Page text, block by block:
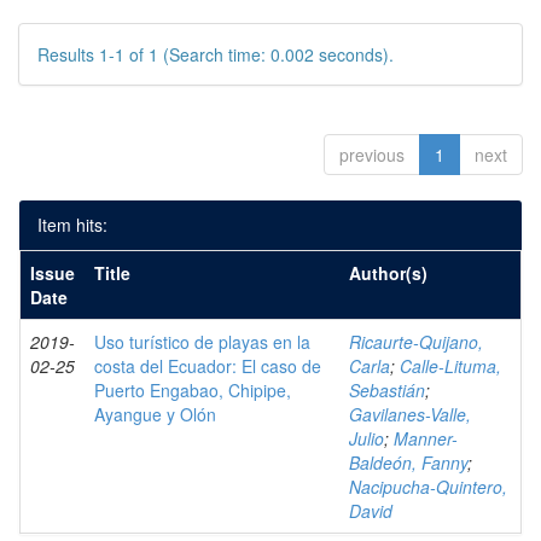
Results 1-1 of 1 (Search time: 0.002 seconds).
previous 1 next
Item hits:
Issue
Date
Title Author(s)
2019-
02-25
Uso turístico de playas en la
costa del Ecuador: El caso de
Puerto Engabao, Chipipe,
Ayangue y Olón
Ricaurte-Quijano,
Carla; Calle-Lituma,
Sebastián;
Gavilanes-Valle,
Julio; Manner-
Baldeón, Fanny;
Nacipucha-Quintero,
David